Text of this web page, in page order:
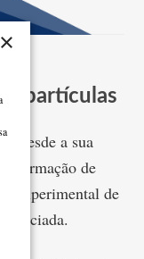
partículas
desde a sua
a formação de
Experimental de
×